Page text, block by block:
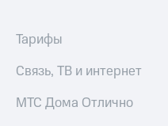
и
Рынок
Тарифы
Связь, ТВ и интернет
МТС Дома Отлично